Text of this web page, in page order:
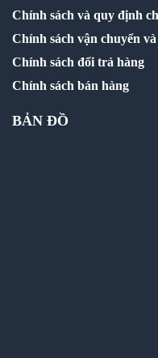
Chính sách và quy định
Chính sách vận chuyển
Chính sách đổi trả hàng
Chính sách bán hàng
BẢN ĐỒ